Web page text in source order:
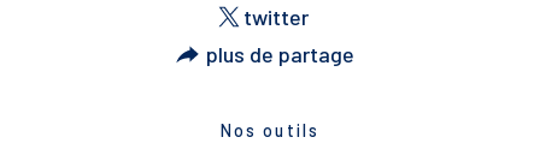
twitter
plus de partage
Nos outils